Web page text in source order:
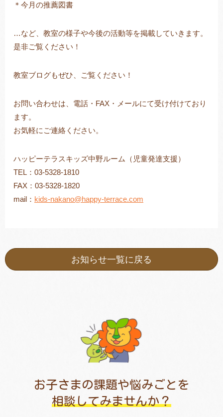
＊今月の推薦図書
…など、教室の様子や今後の活動等を掲載していきます。
是非ご覧ください！
教室ブログもぜひ、ご覧ください！
お問い合わせは、電話・FAX・メールにて受け付けており
ます。
お気軽にご連絡ください。
ハッピーテラスキッズ中野ルーム（児童発達支援）
TEL：03-5328-1810
FAX：03-5328-1820
mail： kids-nakano@happy-terrace.com
お知らせ一覧に戻る
お子さまの課題や悩みごとを
相談してみませんか？